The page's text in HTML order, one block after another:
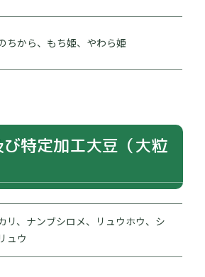
ちから、もち姫、やわら姫
特定加工大豆（大粒
リ、ナンブシロメ、リュウホウ、シ
ュウ